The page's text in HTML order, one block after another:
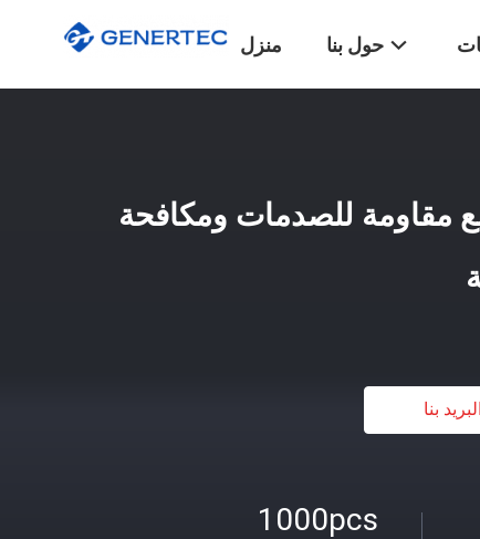
منزل حول بنا
مع مقاومة للصدمات ومكافحة
البريد بنا
1000pcs